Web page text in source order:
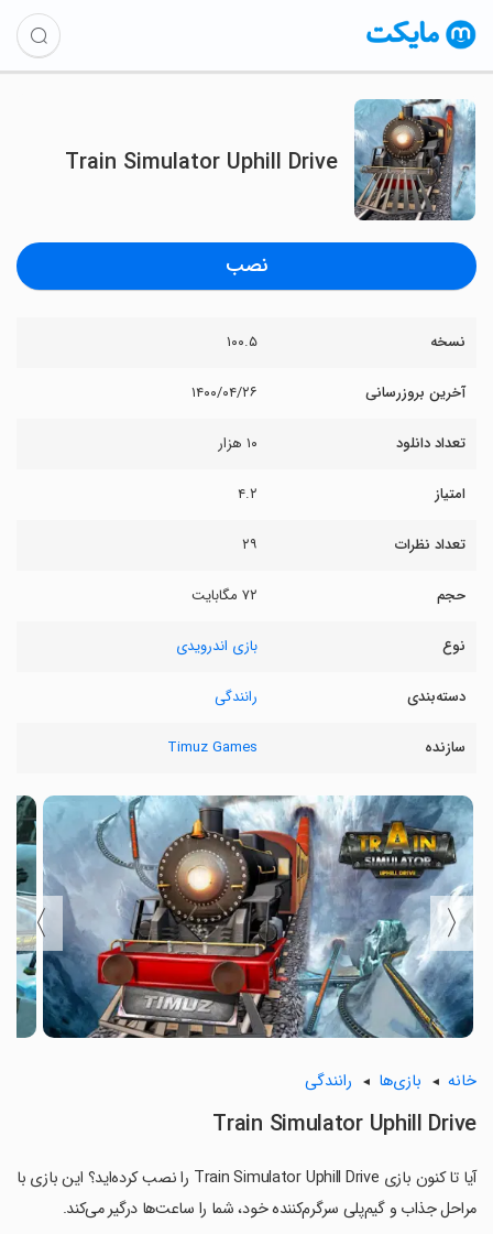
Train Simulator Uphill Drive
نصب
نسخه ۱۰۰.۵
آخرین بروزرسانی ۱۴۰۰/۰۴/۲۶
تعداد دانلود ۱۰ هزار
امتیاز ۴.۲
تعداد نظرات ۲۹
حجم ۷۲ مگابایت
نوع بازی اندرویدی
دسته‌بندی رانندگی
سازنده Timuz Games
〈
〉
خانه بازی‌ها رانندگی
Train Simulator Uphill Drive
آیا تا کنون بازی Train Simulator Uphill Drive را نصب کرده‌اید؟ این بازی با
مراحل جذاب و گیم‌پلی سرگرم‌کننده خود، شما را ساعت‌ها درگیر می‌کند.